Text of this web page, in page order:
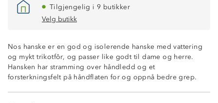
Tilgjengelig i 9 butikker
Velg butikk
Nos hanske er en god og isolerende hanske med vattering
og mykt trikotfôr, og passer like godt til dame og herre.
Hansken har stramming over håndledd og et
forsterkningsfelt på håndflaten for og oppnå bedre grep.
Isolerende
Vattert
Fôr i mykt trikotmateriale
Stramming i håndledd